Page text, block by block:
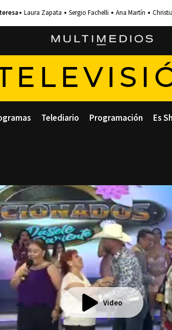
Laura Zapata Sergio Fachelli Ana Martín
Telediario Programación Es
Video